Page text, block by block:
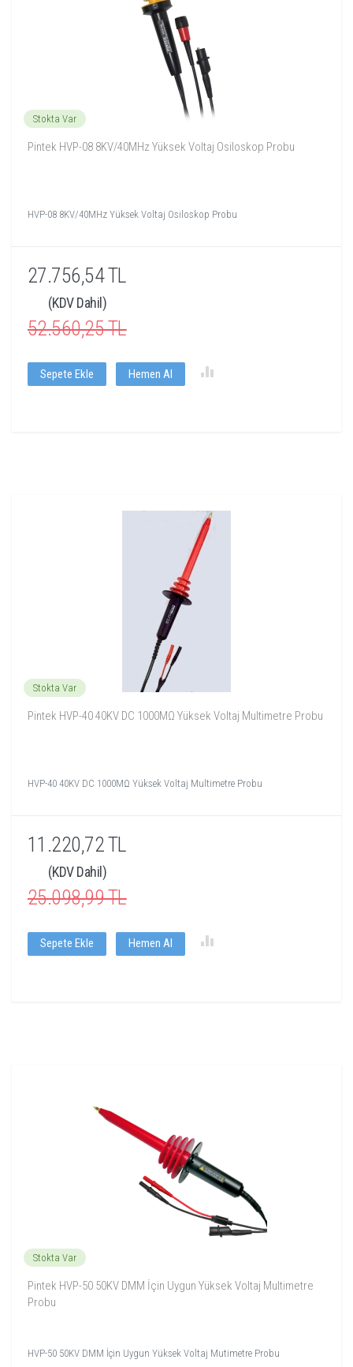
Stokta Var
Pintek HVP-08 8KV/40MHz Yüksek Voltaj Osiloskop Probu
HVP-08 8KV/40MHz Yüksek Voltaj Osiloskop Probu
27.756,54 TL
(KDV Dahil)
52.560,25 TL
Sepete Ekle Hemen Al
Stokta Var
Pintek HVP-40 40KV DC 1000MΩ Yüksek Voltaj Multimetre Probu
HVP-40 40KV DC 1000MΩ Yüksek Voltaj Multimetre Probu
11.220,72 TL
(KDV Dahil)
25.098,99 TL
Sepete Ekle Hemen Al
Stokta Var
Pintek HVP-50 50KV DMM İçin Uygun Yüksek Voltaj Multimetre
Probu
HVP-50 50KV DMM İçin Uygun Yüksek Voltaj Mutimetre Probu